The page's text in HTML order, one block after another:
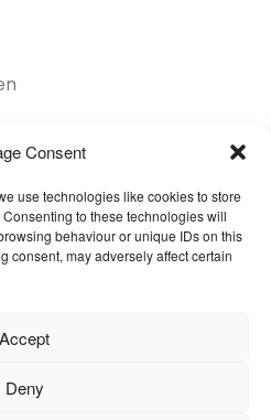
Consent
use technologies like cookies to store
to these technologies will
behaviour or unique IDs on this
consent, may adversely affect certain
Accept
DenyRechte vorbehalten.